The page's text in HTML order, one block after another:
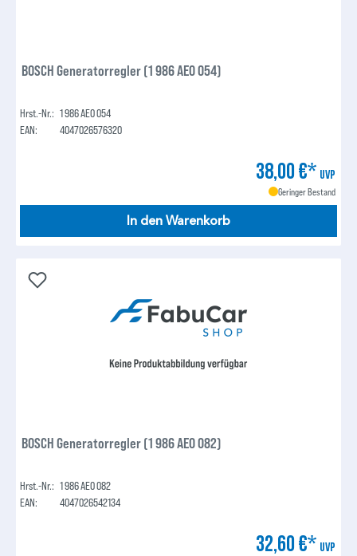
BOSCH Generatorregler (1 986 AE0 054)
Hrst.-Nr.: 1 986 AE0 054
EAN:
4047026576320
38,00 €* UVP
Geringer Bestand
In den Warenkorb
BOSCH Generatorregler (1 986 AE0 082)
Hrst.-Nr.: 1 986 AE0 082
EAN:
4047026542134
32,60 €* UVP